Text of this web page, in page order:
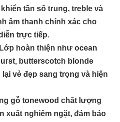
tần số trung, treble và
âm thanh chính xác cho
trực tiếp.
hoàn thiện như ocean
butterscotch blonde
lại vẻ đẹp sang trọng và hiện
gỗ tonewood chất lượng
xuất nghiêm ngặt, đảm bảo